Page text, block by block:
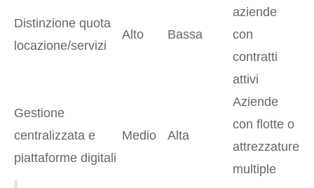
Distinzione quota
locazione/servizi
Alto Bassa
aziende
con
contratti
attivi
Gestione
centralizzata e
piattaforme digitali
Medio Alta
Aziende
con flotte o
attrezzature
multiple